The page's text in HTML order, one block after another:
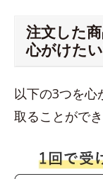
注文した
心がけた
以下の3つを心
取ることができ